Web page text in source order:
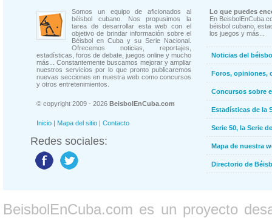
Somos un equipo de aficionados al
béisbol cubano. Nos propusimos la
tarea de desarrollar esta web con el
objetivo de brindar información sobre el
Béisbol en Cuba y su Serie Nacional.
Ofrecemos noticias, reportajes,
estadísticas, foros de debate, juegos online y mucho
más... Constantemente buscamos mejorar y ampliar
nuestros servicios por lo que pronto publicaremos
nuevas secciones en nuestra web como concursos
y otros entretenimientos.
© copyright 2009 - 2026 BeisbolEnCuba.com
Inicio | Mapa del sitio | Contacto
Redes sociales:
Lo que puedes
En
béisbol cubano,
los juegos y más...
Noticias del
Foros, opiniones,
Concursos sobre
Estadísticas de la
Serie 50, la Serie
Mapa de nuestra
Directorio de
BeisbolEnCuba.com es un proyecto